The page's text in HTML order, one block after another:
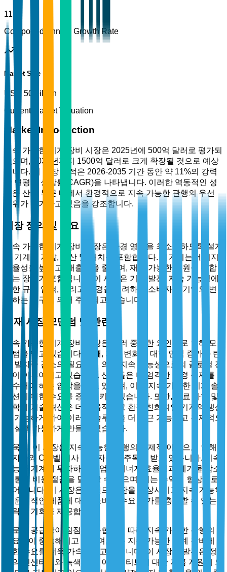
11%
Compound Annual Growth Rate
Market Size
USD 50 billion
Current Market Valuation
Market Introduction
지속 가능한 기계 장비 시장은 2025년에 500억 달러로 평가되
었으며, 2035년까지 1500억 달러로 크게 확장될 것으로 예상
됩니다. 이 성장 궤적은 2026-2035 기간 동안 약 11%의 강력
한 연평균 성장률(CAGR)을 나타냅니다. 이러한 역동적인 성
장은 산업 부문 내에서 환경적으로 지속 가능한 관행의 우선
순위가 증가하고 있음을 강조합니다.
시장 정의 및 개요
지속 가능한 기계 장비 시장은 환경 영향을 최소화하도록 설계
된 기계의 개발, 생산 및 배치를 포함합니다. 여기에는 에너지
효율성을 높이고, 배출량을 줄이며, 재생 가능한 자원을 통합
하는 장비가 포함됩니다. 이 시장은 기술 발전, 지속 가능성에
대한 규제 압력, 그리고 환경을 고려하는 소비자와 기업의 변
화하는 요구에 의해 주도되고 있습니다.
현재 시장 모멘텀 및 관련성
지속 가능한 기계 장비 시장은 여러 중요한 요인으로 인해 모
멘텀을 얻고 있습니다. 첫째, 기후 변화에 대한 인식 증가와 탄
소 발자국 감소의 필요성에 의해 지속 가능성으로의 글로벌 전
환이 이루어지고 있습니다. 산업들은 더 엄격한 환경 규제를
준수해야 하는 압박을 받고 있으며, 이는 지속 가능한 기계 솔
루션에 대한 수요를 증가시키고 있습니다. 또한, 재료 과학 및
공학의 기술 혁신은 더 효율적이고 환경 친화적인 기계의 생산
을 가능하게 하여 이러한 솔루션을 더 접근 가능하고 경제적으
로 실행 가능하게 만들고 있습니다.
더욱이, 이 시장은 지속 가능한 관행의 경제적 이점으로 인해
투자자와 C레벨 의사 결정자들의 주목을 받고 있습니다. 지속
가능한 기계에 투자하는 기업은 에너지 효율성과 폐기물 감소
를 통해 비용 절감을 달성할 수 있으며, 이는 수익성 향상으로
이어집니다. 이 시장은 브랜드 평판을 향상시키고 지속 가능하
고 윤리적인 제품에 대한 소비자 수요 증가를 충족할 수 있는
전략적 기회를 제공합니다.
글로벌 공급망이 점점 더 통합됨에 따라 지속 가능한 관행의
필요성이 중요해지고 있으며, 이는 지속 가능한 기계 장비에
대한 수요를 더욱 가속화하고 있습니다. 이 시장의 발전은 정
부의 인센티브와 녹색 기술 이니셔티브에 대한 자금 지원에 의